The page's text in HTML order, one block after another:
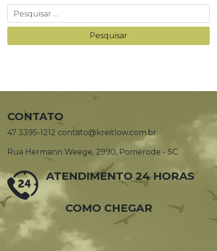
CONTATO
47 3395-1212 contato@kreitlow.com.br
Rua Hermann Weege, 2990, Pomerode - SC
ATENDIMENTO 24 HORAS
COMO CHEGAR